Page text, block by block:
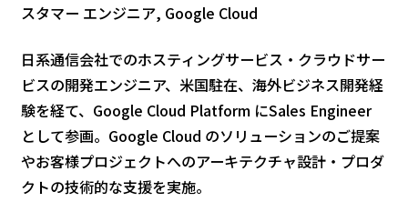
スタマー エンジニア, Google Cloud
日系通信会社でのホスティングサービス・クラウドサー
ビスの開発エンジニア、米国駐在、海外ビジネス開発経
験を経て、Google Cloud Platform にSales Engineer
として参画。Google Cloud のソリューションのご提案
やお客様プロジェクトへのアーキテクチャ設計・プロダ
クトの技術的な支援を実施。